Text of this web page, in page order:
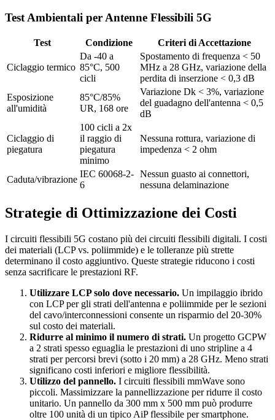
Test Ambientali per Antenne Flessibili 5G
Test Condizione Criteri di Accettazione
Ciclaggio termico
Da -40 a
85°C, 500
cicli
Spostamento di frequenza < 50
MHz a 28 GHz, variazione della
perdita di inserzione < 0,3 dB
Esposizione
all'umidità
85°C/85%
UR, 168 ore
Variazione Dk < 3%, variazione
del guadagno dell'antenna < 0,5
dB
Ciclaggio di
piegatura
100 cicli a 2x
il raggio di
piegatura
minimo
Nessuna rottura, variazione di
impedenza < 2 ohm
Caduta/vibrazione
IEC 60068-2-
6
Nessun guasto ai connettori,
nessuna delaminazione
Strategie di Ottimizzazione dei Costi
I circuiti flessibili 5G costano più dei circuiti flessibili digitali. I costi
dei materiali (LCP vs. poliimmide) e le tolleranze più strette
determinano il costo aggiuntivo. Queste strategie riducono i costi
senza sacrificare le prestazioni RF.
Utilizzare LCP solo dove necessario. Un impilaggio ibrido
con LCP per gli strati dell'antenna e poliimmide per le sezioni
del cavo/interconnessioni consente un risparmio del 20-30%
sul costo dei materiali.
Ridurre al minimo il numero di strati. Un progetto GCPW
a 2 strati spesso eguaglia le prestazioni di uno stripline a 4
strati per percorsi brevi (sotto i 20 mm) a 28 GHz. Meno strati
significano costi inferiori e migliore flessibilità.
Utilizzo del pannello. I circuiti flessibili mmWave sono
piccoli. Massimizzare la pannellizzazione per ridurre il costo
unitario. Un pannello da 300 mm x 500 mm può produrre
oltre 100 unità di un tipico AiP flessibile per smartphone.